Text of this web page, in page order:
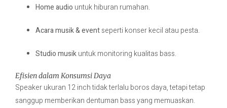
Home audio untuk hiburan rumahan.
Acara musik & eventseperti konser kecil atau pesta.
Studio musikuntuk monitoring kualitas bass.
Efisien dalam Konsumsi Daya
Speaker ukuran 12 inch tidak terlalu boros daya, tetapi tetap
sanggup memberikan dentuman bass yang memuaskan.